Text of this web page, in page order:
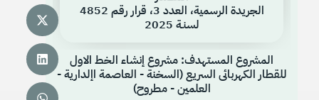
الجريدة الرسمية، العدد 3، قرار رقم 4852
لسنـة 2025
المشروع المستهدف: مشروع إنشاء الخط الاول
للقطار الكهربائى السريع (السخنة - العاصمة اإلدارية -
العلمين - مطروح)